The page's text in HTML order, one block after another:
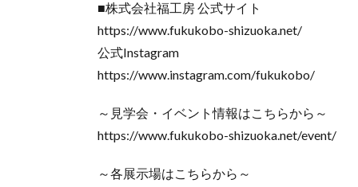
■株式会社福工房 公式サイト
https://www.fukukobo-shizuoka.net/
公式Instagram
https://www.instagram.com/fukukobo/
～見学会・イベント情報はこちらから～
https://www.fukukobo-shizuoka.net/event/
～各展示場はこちらから～